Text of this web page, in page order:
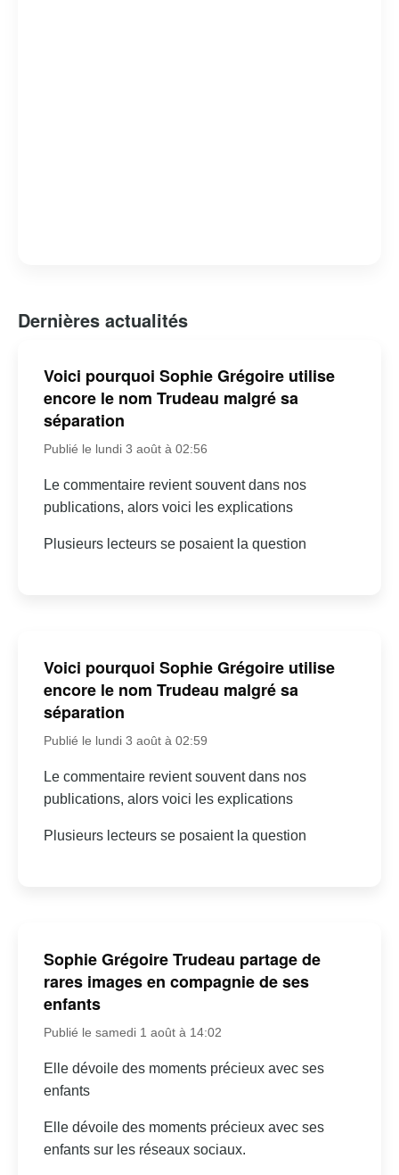
Dernières actualités
Voici pourquoi Sophie Grégoire utilise
encore le nom Trudeau malgré sa
séparation
Publié le lundi 3 août à 02:56
Le commentaire revient souvent dans nos
publications, alors voici les explications
Plusieurs lecteurs se posaient la question
Voici pourquoi Sophie Grégoire utilise
encore le nom Trudeau malgré sa
séparation
Publié le lundi 3 août à 02:59
Le commentaire revient souvent dans nos
publications, alors voici les explications
Plusieurs lecteurs se posaient la question
Sophie Grégoire Trudeau partage de
rares images en compagnie de ses
enfants
Publié le samedi 1 août à 14:02
Elle dévoile des moments précieux avec ses
enfants
Elle dévoile des moments précieux avec ses
enfants sur les réseaux sociaux.